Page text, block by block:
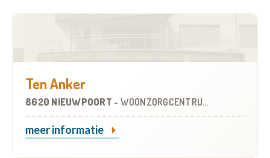
Ten Anker
8620 NIEUWPOORT - WOONZORGCENTRUM (WZC)
meer informatie